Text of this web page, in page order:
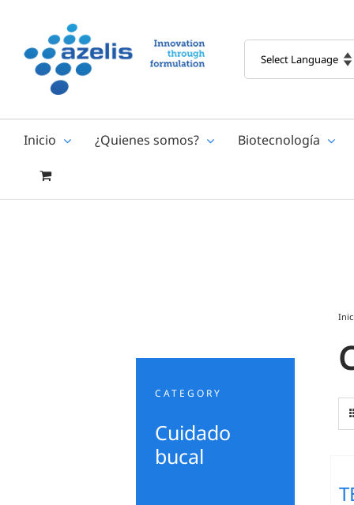
content
Inicio ¿Quienes somos? Biotecnología
CATEGORY
Cuidado
bucal